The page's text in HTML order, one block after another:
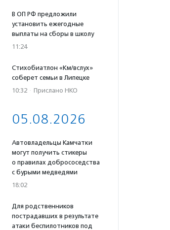
В ОП РФ предложили
установить ежегодные
выплаты на сборы в школу
11:24
Стихобиатлон «Км/вслух»
соберет семьи в Липецке
10:32 · Прислано НКО
05.08.2026
Автовладельцы Камчатки
могут получить стикеры
о правилах добрососедства
с бурыми медведями
18:02
Для родственников
пострадавших в результате
атаки беспилотников под